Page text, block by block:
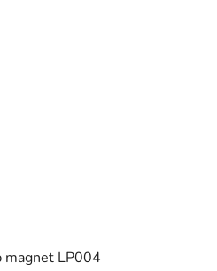
LP004